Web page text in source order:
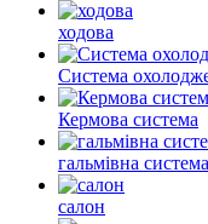
ходова
Система
Кермова система
гальмівна система
салон